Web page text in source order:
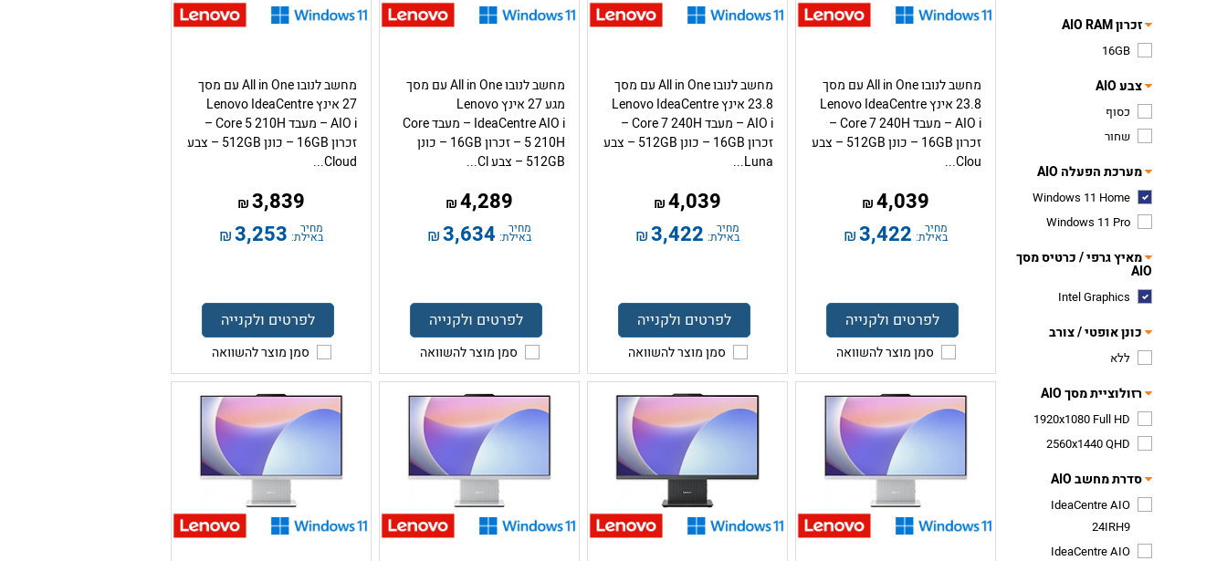
זכרון AIO RAM
16GB
צבע AIO
כסוף
שחור
מערכת הפעלה AIO
Windows 11 Home
Windows 11 Pro
מאיץ גרפי / כרטיס מסך
AIO
Intel Graphics
כונן אופטי / צורב
ללא
רזולוציית מסך AIO
1920x1080 Full HD
2560x1440 QHD
סדרת מחשב AIO
IdeaCentre AIO
24IRH9
IdeaCentre AIO
מחשב לנובו All in One עם מסך
23.8 אינץ Lenovo IdeaCentre
AIO i – מעבד Core 7 240H –
זכרון 16GB – כונן 512GB – צבע
Clou...
4,039
₪
מחיר
באילת: 3,422
₪
לפרטים ולקנייה
סמן מוצר להשוואה
מחשב לנובו All in One עם מסך
23.8 אינץ Lenovo IdeaCentre
AIO i – מעבד Core 7 240H –
זכרון 16GB – כונן 512GB – צבע
Luna...
4,039
₪
מחיר
באילת: 3,422
₪
לפרטים ולקנייה
סמן מוצר להשוואה
מחשב לנובו All in One עם מסך
מגע 27 אינץ Lenovo
IdeaCentre AIO i – מעבד Core
5 210H – זכרון 16GB – כונן
512GB – צבע Cl...
4,289
₪
מחיר
באילת: 3,634
₪
לפרטים ולקנייה
סמן מוצר להשוואה
מחשב לנובו All in One עם מסך
27 אינץ Lenovo IdeaCentre
AIO i – מעבד Core 5 210H –
זכרון 16GB – כונן 512GB – צבע
Cloud...
3,839
₪
מחיר
באילת: 3,253
₪
לפרטים ולקנייה
סמן מוצר להשוואה